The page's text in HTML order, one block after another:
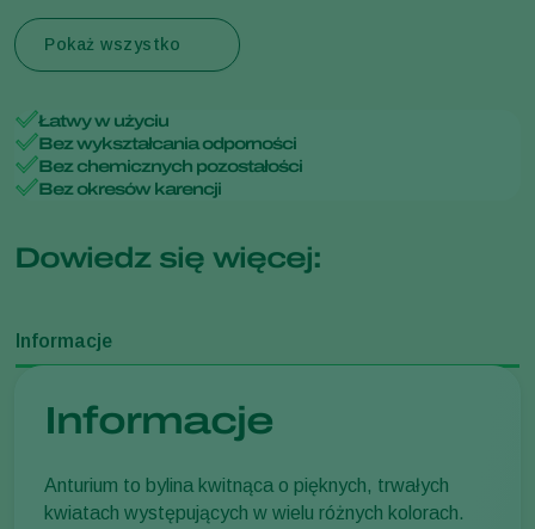
Pokaż wszystko
Łatwy w użyciu
Bez wykształcania odporności
Bez chemicznych pozostałości
Bez okresów karencji
Dowiedz się więcej:
Informacje
Informacje
Anturium to bylina kwitnąca o pięknych, trwałych
kwiatach występujących w wielu różnych kolorach.